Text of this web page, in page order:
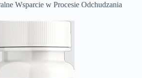
Wsparcie w Procesie Odchudzania